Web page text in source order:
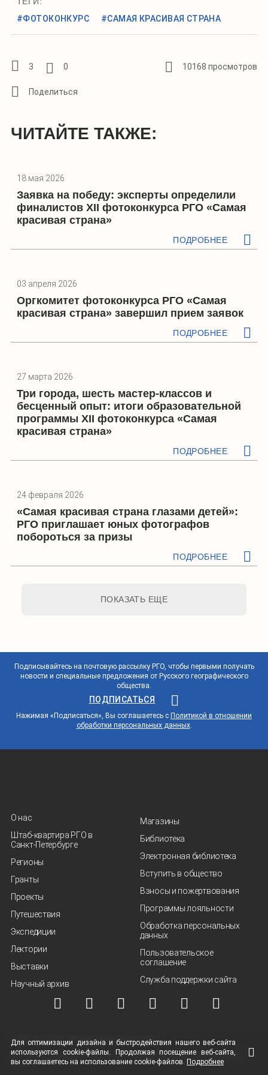
#ФОТОКОНКУРС
#САМАЯ КРАСИВАЯ СТРАНА
3 0 10168 просмотров
ЧИТАЙТЕ ТАКЖЕ:
18 мая 2026
Заявка на победу: эксперты определили
финалистов XII фотоконкурса РГО «Самая
красивая страна»
ПОДРОБНЕЕ
03 апреля 2026
Оргкомитет фотоконкурса РГО «Самая
красивая страна» завершил прием заявок
ПОДРОБНЕЕ
27 марта 2026
Три города, шесть мастер-классов и
бесценный опыт: итоги образовательной
программы XII фотоконкурса «Самая
красивая страна»
ПОДРОБНЕЕ
24 февраля 2026
«Самая красивая страна глазами детей»:
РГО приглашает юных фотографов
побороться за призы
ПОДРОБНЕЕ
ПОКАЗАТЬ ЕЩЕ
Подписывайтесь на почтовую рассылку РГО, чтобы первыми получать
новости и специальные предложения от Русского географического
общества.
ПОДПИСАТЬСЯ
Нажимая «Подписаться», Вы соглашаетесь с Политикой в отношении
обработки персональных данных.
О нас
Штаб-квартира РГО в
Санкт‑Петербурге
Регионы
Гранты
Проекты
Путешествия
Экспедиции
Лектории
Выставки
Научный архив
Магазины
Библиотека
Электронная библиотека
Вступить в общество
Взносы и пожертвования
Программы лояльности
Обработка персональных
данных
Пользовательское
соглашение
Служба поддержки сайта
© ВОО "Русское географическое общество", 2013-2026 г.
Условия использования материалов
Политика защиты и обработки персональных
данных
Для оптимизации дизайна и быстродействия нашего веб-сайта
используются cookie-файлы. Продолжая посещение веб-сайта,
вы соглашаетесь на использование cookie-файлов. Подробнее